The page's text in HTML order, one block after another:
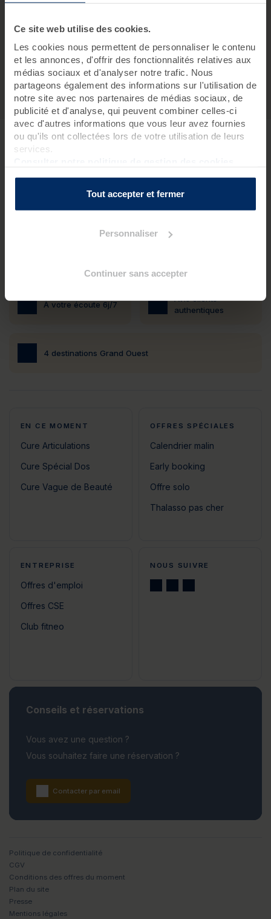
Ce site web utilise des cookies.
Les cookies nous permettent de personnaliser le contenu
et les annonces, d'offrir des fonctionnalités relatives aux
médias sociaux et d'analyser notre trafic. Nous
partageons également des informations sur l'utilisation de
notre site avec nos partenaires de médias sociaux, de
publicité et d'analyse, qui peuvent combiner celles-ci
avec d'autres informations que vous leur avez fournies
ou qu'ils ont collectées lors de votre utilisation de leurs
services.
Tout accepter et fermer
Personnaliser
Continuer sans accepter
Valdys, groupe indépendant aux valeurs familiales
été fondé en 1899. Une longue et belle histoire d’équilibre
du corps et de l’esprit que nous partageons ensemble
depuis plus de 40 ans.
À votre écoute 6j/7
Avis clients
authentiques
4 destinations Grand Ouest
EN CE MOMENT
Cure Articulations
Cure Spécial Dos
Cure Vague de Beauté
OFFRES SPÉCIALES
Calendrier malin
Early booking
Offre solo
Thalasso pas cher
ENTREPRISE
Offres d'emploi
Offres CSE
Club fitneo
NOUS SUIVRE
Conseils et réservations
Vous avez une question ?
Vous souhaitez faire une réservation ?
Contacter par email
Politique de confidentialité
CGV
Conditions des offres du moment
Plan du site
Presse
Mentions légales